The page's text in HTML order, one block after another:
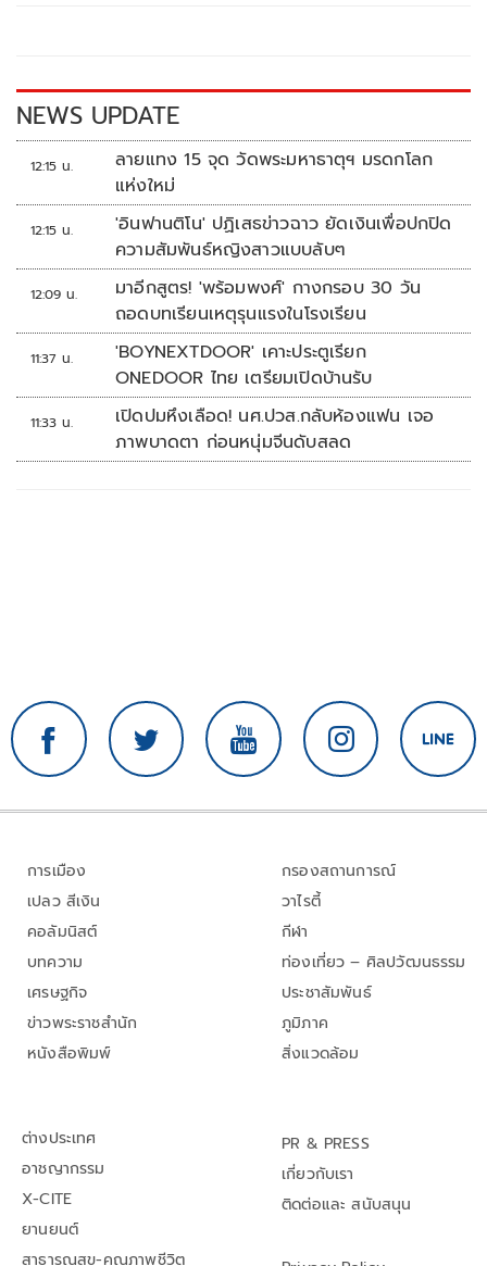
k k
NEWS UPDATE
12:15 น.
ลายแทง 15 จุด วัดพระมหาธาตุฯ มรดกโลก
แห่งใหม่
12:15 น.
'อินฟานติโน' ปฏิเสธข่าวฉาว ยัดเงินเพื่อปกปิด
ความสัมพันธ์หญิงสาวแบบลับๆ
12:09 น.
มาอีกสูตร! 'พร้อมพงศ์' กางกรอบ 30 วัน
ถอดบทเรียนเหตุรุนแรงในโรงเรียน
11:37 น.
'BOYNEXTDOOR' เคาะประตูเรียก
ONEDOOR ไทย เตรียมเปิดบ้านรับ
11:33 น.
เปิดปมหึงเลือด! นศ.ปวส.กลับห้องแฟน เจอ
ภาพบาดตา ก่อนหนุ่มจีนดับสลด
การเมือง
เปลว สีเงิน
คอลัมนิสต์
บทความ
เศรษฐกิจ
ข่าวพระราชสำนัก
หนังสือพิมพ์
กรองสถานการณ์
วาไรตี้
กีฬา
ท่องเที่ยว – ศิลปวัฒนธรรม
ประชาสัมพันธ์
ภูมิภาค
สิ่งแวดล้อม
ต่างประเทศ
อาชญากรรม
X-CITE
ยานยนต์
สาธารณสุข-คุณภาพชีวิต
PR & PRESS
เกี่ยวกับเรา
ติดต่อและ สนับสนุน